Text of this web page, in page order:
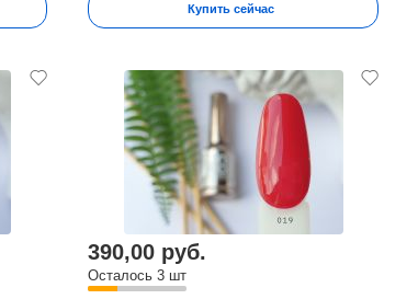
Купить сейчас
390,00 руб.
Осталось 3 шт